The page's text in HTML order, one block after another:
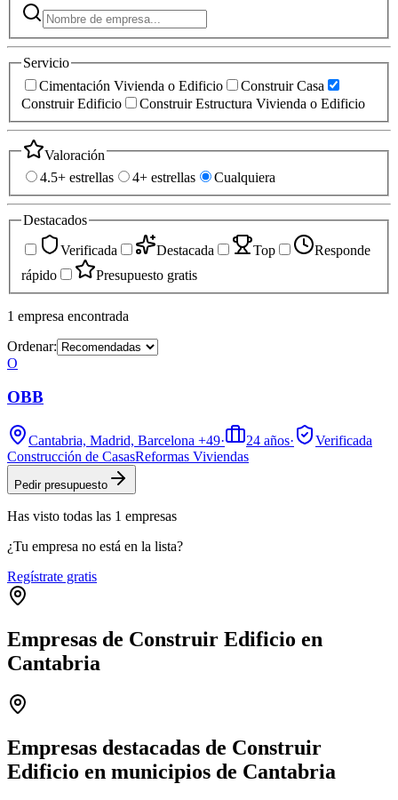
Servicio
Cimentación Vivienda o Edificio
Construir Casa
Construir Edificio
Construir Estructura Vivienda o Edificio
Valoración
4.5+ estrellas
4+ estrellas Cualquiera
Destacados
Verificada
Destacada Top
Responde
rápido
Presupuesto gratis
1 empresa encontrada
Ordenar:
O
OBB
Cantabria, Madrid, Barcelona +49· 24 años·
Verificada
Construcción de CasasReformas Viviendas
Pedir presupuesto
Has visto todas las 1 empresas
¿Tu empresa no está en la lista?
Regístrate gratis
Empresas de Construir Edificio en
Cantabria
−
Empresas destacadas de Construir
Edificio en municipios de Cantabria